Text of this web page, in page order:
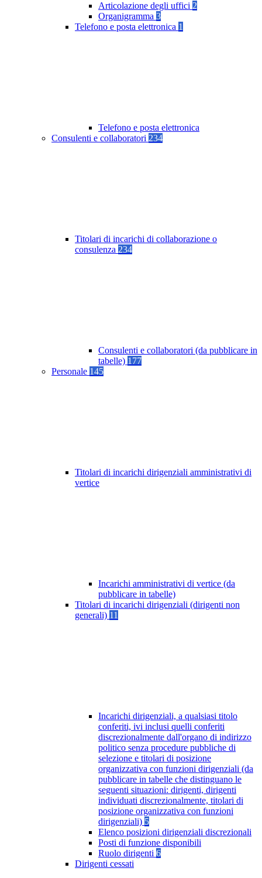
Articolazione degli uffici 2
Organigramma 3
Telefono e posta elettronica 1
Telefono e posta elettronica
Consulenti e collaboratori 234
Titolari di incarichi di collaborazione o
consulenza 234
Consulenti e collaboratori (da pubblicare in
tabelle) 177
Personale 145
Titolari di incarichi dirigenziali amministrativi di
vertice
Incarichi amministrativi di vertice (da
pubblicare in tabelle)
Titolari di incarichi dirigenziali (dirigenti non
generali) 11
Incarichi dirigenziali, a qualsiasi titolo
conferiti, ivi inclusi quelli conferiti
discrezionalmente dall'organo di indirizzo
politico senza procedure pubbliche di
selezione e titolari di posizione
organizzativa con funzioni dirigenziali (da
pubblicare in tabelle che distinguano le
seguenti situazioni: dirigenti, dirigenti
individuati discrezionalmente, titolari di
posizione organizzativa con funzioni
dirigenziali) 5
Elenco posizioni dirigenziali discrezionali
Posti di funzione disponibili
Ruolo dirigenti 6
Dirigenti cessati